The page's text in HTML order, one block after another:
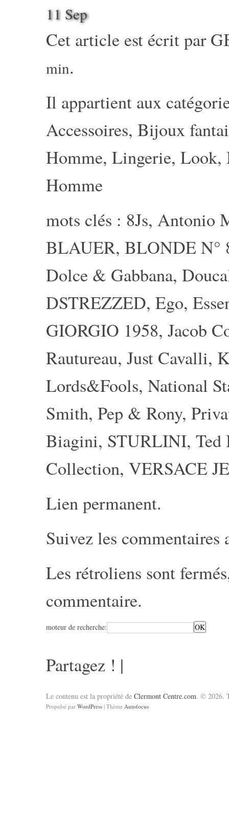
11 Sep
Cet article est écrit par
min.
Il appartient aux
Accessoires, Bijoux
Homme, Lingerie, Look,
Homme
mots clés : 8Js, Antonio
BLAUER, BLONDE N°
Dolce & Gabbana,
DSTREZZED, Ego,
GIORGIO 1958, Jacob
Rautureau, Just Cavalli,
Lords&Fools, National
Smith, Pep & Rony,
Biagini, STURLINI, Ted
Collection, VERSACE
Lien permanent.
Suivez les commentaires
Les rétroliens sont
commentaire.
moteur de recherche:
Partagez ! |
Le contenu est la propriété de Clermont Centre.com. © 2026.
Propulsé par WordPress | Thème Autofocus